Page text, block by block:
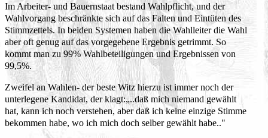
Im Arbeiter- und Bauernstaat bestand Wahlpflicht, und der
Wahlvorgang beschränkte sich auf das Falten und Eintüten des
Stimmzettels. In beiden Systemen haben die Wahlleiter die Wahl
aber oft genug auf das vorgegebene Ergebnis getrimmt. So
kommt man zu 99% Wahlbeteiligungen und Ergebnissen von
99,5%.
Zweifel an Wahlen- der beste Witz hierzu ist immer noch der
unterlegene Kandidat, der klagt:„..daß mich niemand gewählt
hat, kann ich noch verstehen, aber daß ich keine einzige Stimme
bekommen habe, wo ich mich doch selber gewählt habe.."